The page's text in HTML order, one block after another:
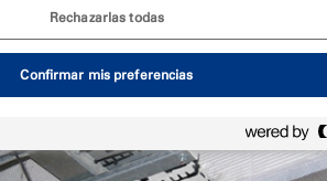
Rechazarlas todas
Confirmar mis preferencias